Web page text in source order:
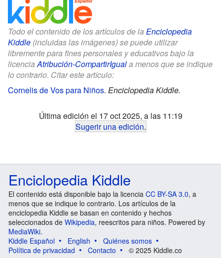
Todo el contenido de los artículos de la Enciclopedia
Kiddle (incluidas las imágenes) se puede utilizar
libremente para fines personales y educativos bajo la
licenciaAtribución-CompartirIguala menos que se indique
lo contrario. Citar este artículo:
Cornelis de Vos para Niños. Enciclopedia Kiddle.
Última edición el 17 oct 2025, a las 11:19
Sugerir una edición.
Enciclopedia Kiddle
El contenido está disponible bajo la licencia CC BY-SA 3.0, a
menos que se indique lo contrario. Los artículos de la
enciclopedia Kiddle se basan en contenido y hechos
seleccionados de Wikipedia, reescritos para niños. Powered by
MediaWiki.
Kiddle Español
English
Quiénes somos
Política de privacidad
Contacto © 2025 Kiddle.co